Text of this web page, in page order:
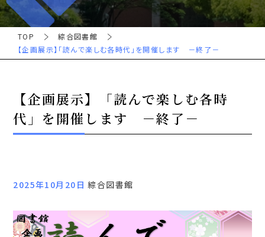
TOP
綜合図書館
【企画展示】「読んで楽しむ各時代」を開催します －終了－
【企画展示】「読んで楽しむ各時
代」を開催します －終了－
2025年10月20日綜合図書館